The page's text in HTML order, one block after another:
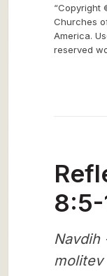
“Copyright
Churches
America.
reserved
8:5-
Navdih
molitev